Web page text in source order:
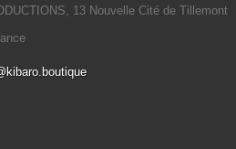
13 Nouvelle Cité de Tillemont